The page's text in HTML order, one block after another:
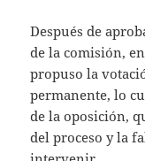
Después de
de la comisión,
propuso la
permanente, lo
de la oposición,
del proceso y la